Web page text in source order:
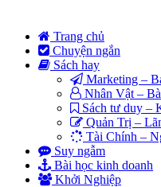
Trang chủ
Chuyện ngắn
Sách hay
Marketing –
Nhân Vật –
Sách tư duy –
Quản Trị –
Tài Chính –
Suy ngẫm
Bài học kinh doanh
Khởi Nghiệp